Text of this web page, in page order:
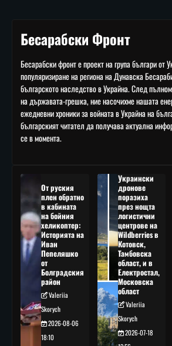
Бесарабски Фронт
Бесарабски фронт е проект на група българи от
популяризиране на региона на Дунавска
българското наследство в Украйна. След
на държавата-грешка, ние насочихме нашата
ежедневни хроники за войната в Украйна на
българският читател да получава актуална
се в момента.
От руския
плен обратно
в кабината
на бойния
хеликоптер:
Историята на
Иван
Пепеляшко
от
Болградския
район
Valeriia
Skorych
2026-08-06
18:10
Украински
дронове
поразиха
през нощта
логистични
центрове на
Wildberries в
Котовск,
Тамбовска
област, и в
Електростал,
Московска
област
Valeriia
Skorych
2026-07-18